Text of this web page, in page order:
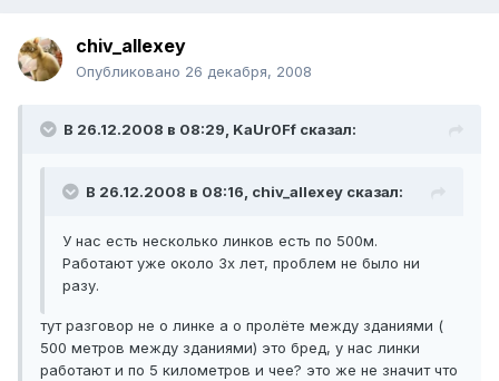
chiv_allexey
Опубликовано 26 декабря, 2008
В 26.12.2008 в 08:29, KaUr0Ff сказал:
В 26.12.2008 в 08:16, chiv_allexey сказал:
У нас есть несколько линков есть по 500м.
Работают уже около 3х лет, проблем не было ни
разу.
тут разговор не о линке а о пролёте между зданиями (
500 метров между зданиями) это бред, у нас линки
работают и по 5 километров и чее? это же не значит что